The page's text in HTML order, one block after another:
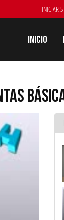
INICIAR
Inicio